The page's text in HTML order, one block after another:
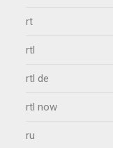
rt
rtl
rtl de
rtl now
ru